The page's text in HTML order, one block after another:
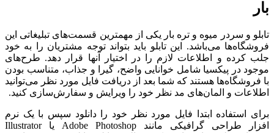
بار
تابلو و سردر میوه و تره بار یکی از مهمترین قسمت‌های تبلیغاتی این
فروشگاه‌ها می‌باشد. این تابلو باید بتواند توجه مشتریان را به خود
جلب کرده و اطلاعات لازم را در اختیار آنها قرار دهد. طرح‌های
موجود در پیکسیا شامل خوانایی واضح، گیرا و جذاب، متناسب بودن
با فروشگاه‌ها هستند که شما بعد از دریافت فایل مورد نظر می‌توانید
اطلاعات و المان‌های مد نظر خود را ویرایش و سفارش‌سازی کنید.
برای استفاده ابتدا فایل مورد نظر خود را دانلود سپس با یک نرم
افزار طراحی گرافیکی مانند Adobe Photoshop یا Illustrator